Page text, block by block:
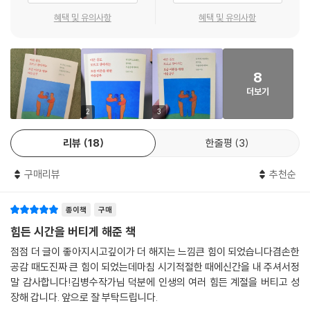
혜택 및 유의사항 혜택 및 유의사항
2 3
8
더보기
리뷰 18 한줄평 3
구매리뷰 추천순
종이책 구매
힘든 시간을 버티게 해준 책
점점 더 글이 좋아지시고깊이가 더 해지는 느낌큰 힘이 되었습니다겸손한
공감 때도진짜 큰 힘이 되었는데마침 시기적절한 때에신간을 내 주셔서정
말 감사합니다!김병수작가님 덕분에 인생의 여러 힘든 계절을 버티고 성
장해 갑니다. 앞으로 잘 부탁드립니다.